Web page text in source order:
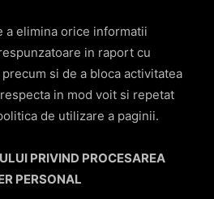
a elimina orice informatii
in raport cu
si de a bloca activitatea
in mod voit si repetat
de utilizare a paginii.
PRIVIND PROCESAREA
PERSONAL